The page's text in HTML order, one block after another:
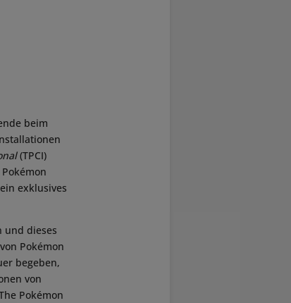
beim
(TPCI)
exklusives
und dieses
Pokémon
begeben,
von
Pokémon